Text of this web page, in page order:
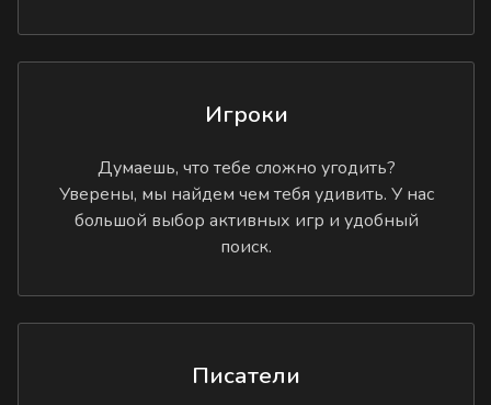
Игроки
Думаешь, что тебе сложно угодить?
Уверены, мы найдем чем тебя удивить. У нас
большой выбор активных игр и удобный
поиск.
Писатели